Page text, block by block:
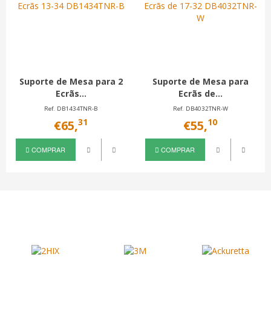
Suporte de Mesa para 2
Ecrãs...
Ref. DB1434TNR-B
€65,31
COMPRAR
Suporte de Mesa para
Ecrãs de...
Ref. DB4032TNR-W
€55,10
COMPRAR